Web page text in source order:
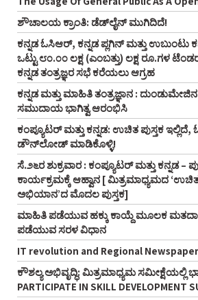
ಶೌಚಾಲಯ ಕ್ರಾಂತಿ: ಡೆಡ್‌ಲೈನ್ ಮುಗಿದಿದೆ!
ಕನ್ನಡ ಓಸಿಆರ್‌, ಕನ್ನಡ ಪ್ಲಗಿನ್‌ ಮತ್ತು ಉಬುಂಟು
ಒಟ್ಟು ೮೦.೦೦ ಲಕ್ಷ (ಎಂಬತ್ತು) ಲಕ್ಷ ರೂ.ಗಳ
ಕನ್ನಡ ತಂತ್ರಜ್ಞರ ಸಭೆ ಕರೆಯಲು ಆಗ್ರಹ
ಕನ್ನಡ ಮತ್ತು ಮಾಹಿತಿ ತಂತ್ರಜ್ಞಾನ :
ಸಮುದಾಯ ಭಾಗಿತ್ವ ಆರಂಭಿಸಿ
ಕಂಪ್ಯೂಟರ್‌ ಮತ್ತು ಕನ್ನಡ: ಉಚಿತ ಪುಸ್ತಕ
ಡೌನ್‌ಲೋಡ್‌ ಮಾಡಿಕೊಳ್ಳಿ!
ಸೆ.೨೬ರ ಶುಕ್ರವಾರ : ಕಂಪ್ಯೂಟರ್‌ ಮತ್ತು ಕನ್ನಡ –
ಕಾರ್ಯಕ್ರಮಕ್ಕೆ ಆಹ್ವಾನ [ ಮಿತ್ರಮಾಧ್ಯಮದ ‘ಉಚಿತ
ಅಭಿಯಾನ’ದ ಮೊದಲ ಪುಸ್ತಕ]
ಮಾಹಿತಿ ಪಡೆಯುವ ಹಕ್ಕು ಕಾಯ್ದೆ ಮೂಲಕ
ಪಡೆಯುವ ಸರಳ ವಿಧಾನ
IT revolution and Regional
ಕೌಶಲ್ಯ ಅಭಿವೃದ್ಧಿ: ಮಿತ್ರಮಾಧ್ಯಮ ಸಮೀಕ್ಷೆಯಲ್ಲಿ
PARTICIPATE IN SKILL DEVELOPMENT